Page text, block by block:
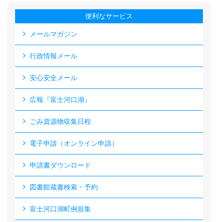
便利なサービス
メールマガジン
行政情報メール
安心安全メール
広報『富士河口湖』
ごみ資源物収集日程
電子申請（オンライン申請）
申請書ダウンロード
図書館蔵書検索・予約
富士河口湖町例規集